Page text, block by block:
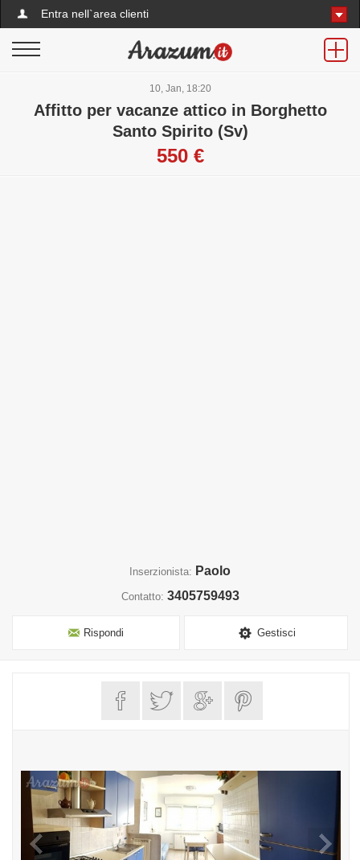
Entra nell`area clienti
10, Jan, 18:20
Affitto per vacanze attico in Borghetto
Santo Spirito (Sv)
550 €
Inserzionista: Paolo
Contatto: 3405759493
Rispondi Gestisci